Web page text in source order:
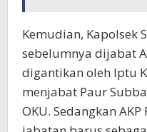
Kemudian, Kapolsek
sebelumnya dijabat
digantikan oleh Iptu
menjabat Paur
OKU. Sedangkan